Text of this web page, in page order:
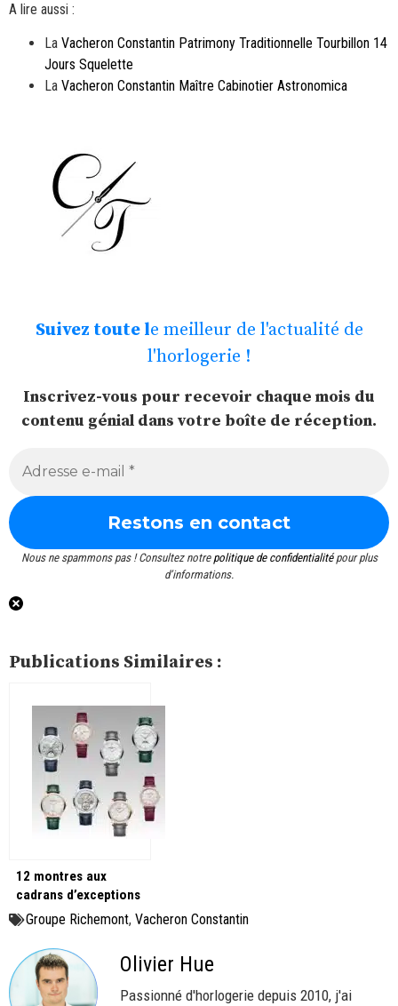
A lire aussi :
La Vacheron Constantin Patrimony Traditionnelle Tourbillon 14
Jours Squelette
La Vacheron Constantin Maître Cabinotier Astronomica
Suivez toute le meilleur de l'actualité de
l'horlogerie !
Inscrivez-vous pour recevoir chaque mois du
contenu génial dans votre boîte de réception.
Nous ne spammons pas ! Consultez notre politique de confidentialitépour plus
d’informations.
Publications Similaires :
12 montres aux
cadrans d’exceptions
pour les 270 ans de
Groupe Richemont, Vacheron Constantin
Olivier Hue
Passionné d'horlogerie depuis 2010, j'ai